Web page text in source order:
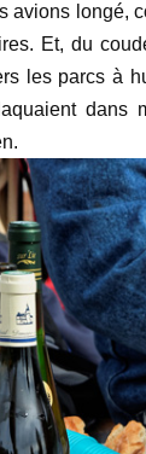
avions longé,
Et, du
les parcs à
dans